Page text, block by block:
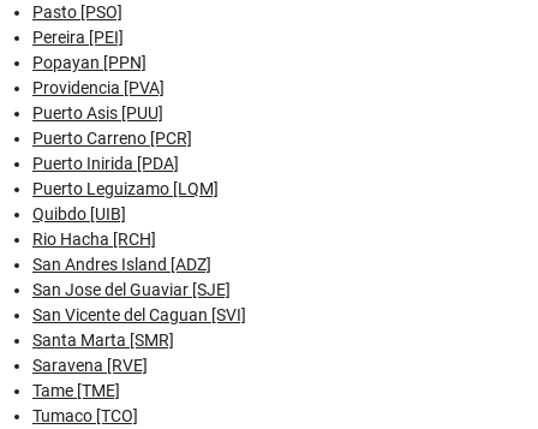
Pasto [PSO]
Pereira [PEI]
Popayan [PPN]
Providencia [PVA]
Puerto Asis [PUU]
Puerto Carreno [PCR]
Puerto Inirida [PDA]
Puerto Leguizamo [LQM]
Quibdo [UIB]
Rio Hacha [RCH]
San Andres Island [ADZ]
San Jose del Guaviar [SJE]
San Vicente del Caguan [SVI]
Santa Marta [SMR]
Saravena [RVE]
Tame [TME]
Tumaco [TCO]